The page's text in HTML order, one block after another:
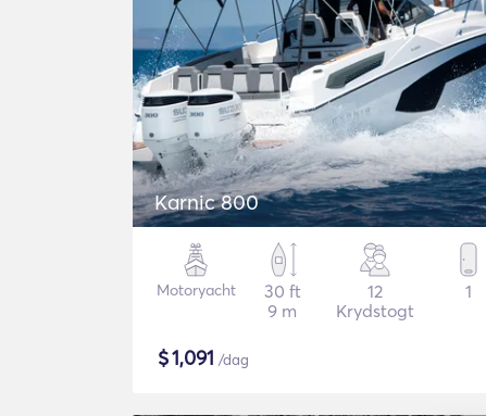
Karnic 800
Motoryacht
30 ft
9 m
12
Krydstogt
1
$1,091 /dag